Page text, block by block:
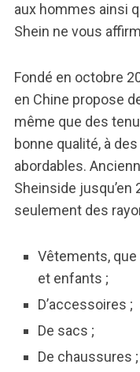
aux hommes ainsi
Shein ne vous
Fondé en octobre
en Chine propose
même que des
bonne qualité, à
abordables.
Sheinside jusqu’en
seulement des
Vêtements,
et enfants ;
D’accessoires ;
De sacs ;
De chaussures ;